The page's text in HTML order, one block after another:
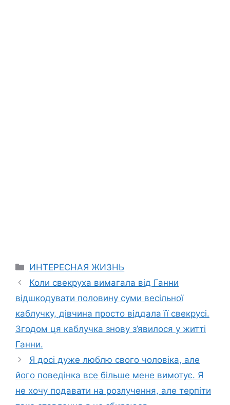
Categories
ИНТЕРЕСНАЯ ЖИЗНЬ
Коли свекруха вимагала від Ганни
відшкодувати половину суми весільної
каблучку, дівчина просто віддала її свекрусі.
Згодом ця каблучка знову з’явилося у житті
Ганни.
Я досі дуже люблю свого чоловіка, але
його поведінка все більше мене вимотує. Я
не хочу подавати на розлучення, але терпіти